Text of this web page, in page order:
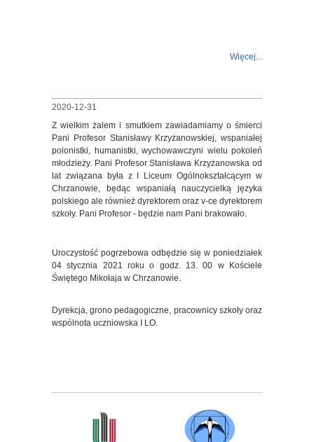
Więcej...
2020-12-31
Z wielkim żalem i smutkiem zawiadamiamy o śmierci
Pani Profesor Stanisławy Krzyżanowskiej, wspaniałej
polonistki, humanistki, wychowawczyni wielu pokoleń
młodzieży. Pani Profesor Stanisława Krzyżanowska od
lat związana była z I Liceum Ogólnokształcącym w
Chrzanowie, będąc wspaniałą nauczycielką języka
polskiego ale również dyrektorem oraz v-ce dyrektorem
szkoły. Pani Profesor - będzie nam Pani brakowało.
Uroczystość pogrzebowa odbędzie się w poniedziałek
04 stycznia 2021 roku o godz. 13. 00 w Kościele
Świętego Mikołaja w Chrzanowie.
Dyrekcja, grono pedagogiczne, pracownicy szkoły oraz
wspólnota uczniowska I LO.